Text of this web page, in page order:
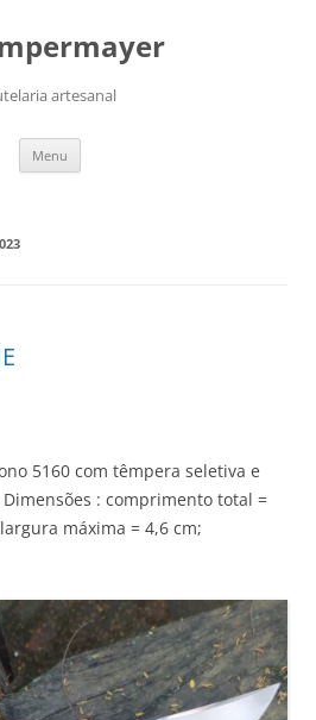
artesanal
Menu
5160 com têmpera seletiva e
: comprimento total =
máxima = 4,6 cm;